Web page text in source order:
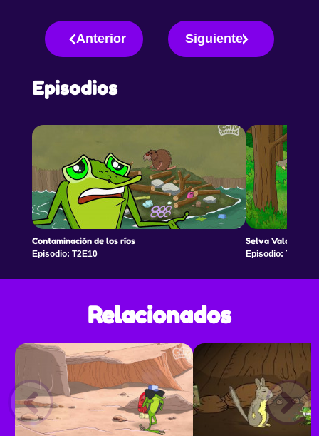
Anterior Siguiente
Episodios
Contaminación de los ríos
Episodio: T2E10
Selva Valdiviana
Episodio: T2E11
Relacionados